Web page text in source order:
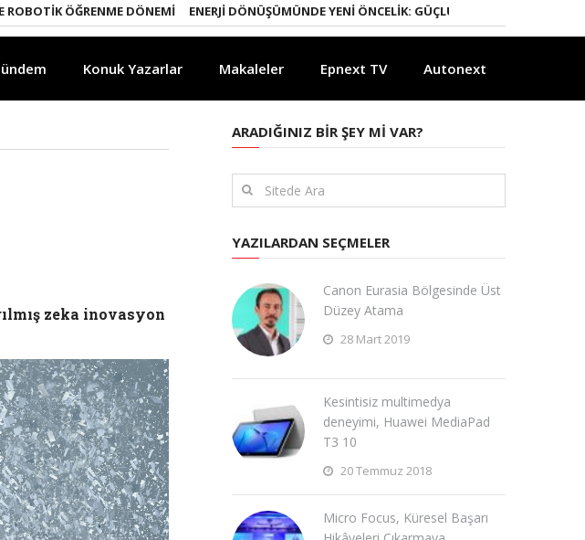
ÖĞRENME DÖNEMI ENERJI DÖNÜŞÜMÜNDE YENI ÖNCELIK: GÜÇLÜ ELEKTRIK ŞEBEKELERI
Konuk Yazarlar Makaleler Epnext TV Autonext
zeka inovasyon
ARADIĞINIZ BIR ŞEY MI VAR?
YAZILARDAN SEÇMELER
Canon Eurasia Bölgesinde Üst
Düzey Atama
28 Mart 2019
Kesintisiz multimedya
deneyimi, Huawei MediaPad
T3 10
20 Temmuz 2018
Micro Focus, Küresel Başarı